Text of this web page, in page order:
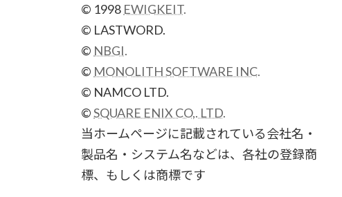
© 1998 EWIGKEIT.
© LASTWORD.
© NBGI.
© MONOLITH SOFTWARE INC.
© NAMCO LTD.
©SQUARE ENIX CO,. LTD.
当ホームページに記載されている会社名・
製品名・システム名などは、各社の登録商
標、もしくは商標です